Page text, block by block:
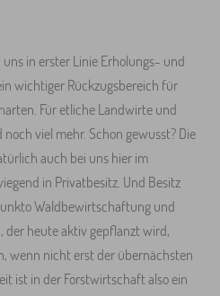
in erster Linie Erholungs- und
wichtiger Rückzugsbereich für
Für etliche Landwirte und
viel mehr. Schon gewusst? Die
auch bei uns hier im
in Privatbesitz. Und Besitz
Waldbewirtschaftung und
der heute aktiv gepflanzt wird,
wenn nicht erst der übernächsten
ist in der Forstwirtschaft also ein